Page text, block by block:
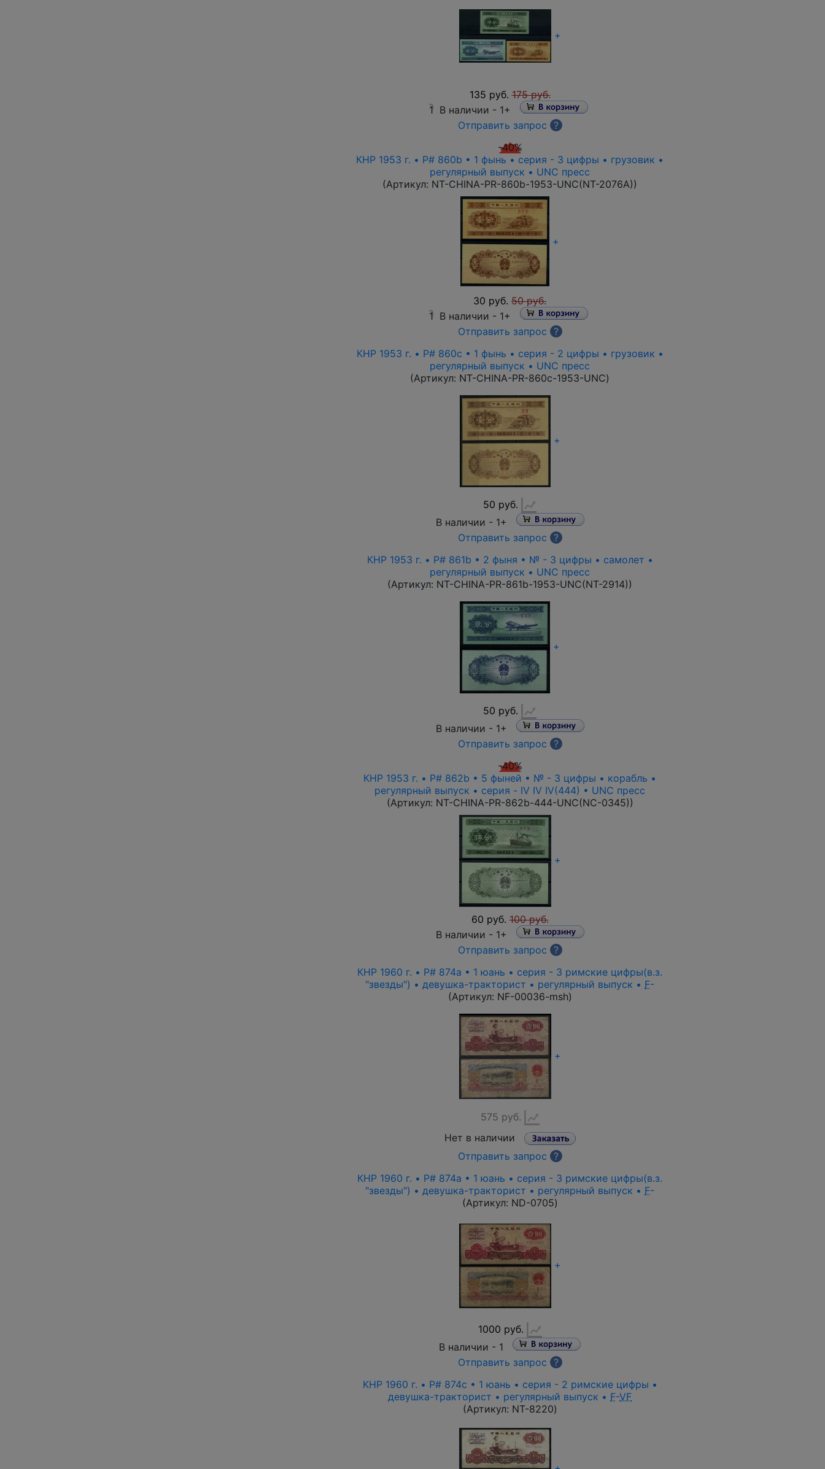
+
135 руб. 175 руб.
1 В наличии - 1+
Отправить запрос
?
-40%
КНР 1953 г. • P# 860b • 1 фынь • серия - 3 цифры • грузовик •
регулярный выпуск • UNC пресс
(Артикул: NT-CHINA-PR-860b-1953-UNC(NT-2076A))
+
30 руб. 50 руб.
1 В наличии - 1+
Отправить запрос
?
КНР 1953 г. • P# 860c • 1 фынь • серия - 2 цифры • грузовик •
регулярный выпуск • UNC пресс
(Артикул: NT-CHINA-PR-860c-1953-UNC)
+
50 руб.
В наличии - 1+
Отправить запрос
?
КНР 1953 г. • P# 861b • 2 фыня • № - 3 цифры • самолет •
регулярный выпуск • UNC пресс
(Артикул: NT-CHINA-PR-861b-1953-UNC(NT-2914))
+
50 руб.
В наличии - 1+
Отправить запрос
?
-40%
КНР 1953 г. • P# 862b • 5 фыней • № - 3 цифры • корабль •
регулярный выпуск • серия - IV IV IV(444) • UNC пресс
(Артикул: NT-CHINA-PR-862b-444-UNC(NC-0345))
+
60 руб. 100 руб.
В наличии - 1+
Отправить запрос
?
КНР 1960 г. • P# 874a • 1 юань • серия - 3 римские цифры(в.з.
"звезды") • девушка-тракторист • регулярный выпуск • F-
(Артикул: NF-00036-msh)
+
575 руб.
Нет в наличии
Отправить запрос
?
КНР 1960 г. • P# 874a • 1 юань • серия - 3 римские цифры(в.з.
"звезды") • девушка-тракторист • регулярный выпуск • F-
(Артикул: ND-0705)
+
1000 руб.
В наличии - 1
Отправить запрос
?
КНР 1960 г. • P# 874c • 1 юань • серия - 2 римские цифры •
девушка-тракторист • регулярный выпуск • F-VF
(Артикул: NT-8220)